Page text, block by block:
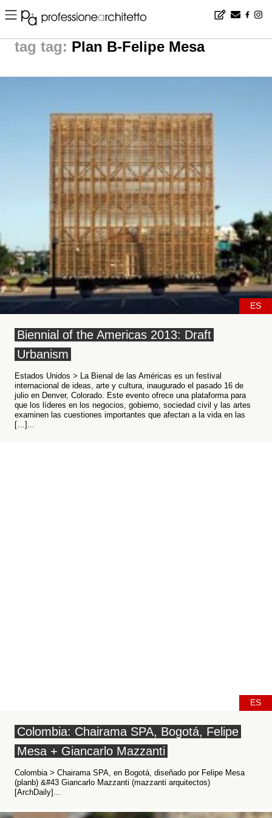
Home ▪ news ▪ tag: Plan B-Felipe Mesa | noticias arquitectura
tag: Plan B-Felipe Mesa
ES
Biennial of the Americas 2013: Draft
Urbanism
Estados Unidos > La Bienal de las Américas es un festival
internacional de ideas, arte y cultura, inaugurado el pasado 16 de
julio en Denver, Colorado. Este evento ofrece una plataforma para
que los líderes en los negocios, gobierno, sociedad civil y las artes
examinen las cuestiones importantes que afectan a la vida en las
[…]...
ES
Colombia: Chairama SPA, Bogotá, Felipe
Mesa + Giancarlo Mazzanti
Colombia > Chairama SPA, en Bogotá, diseñado por Felipe Mesa
(planb) &#43 Giancarlo Mazzanti (mazzanti arquitectos)
[ArchDaily]...